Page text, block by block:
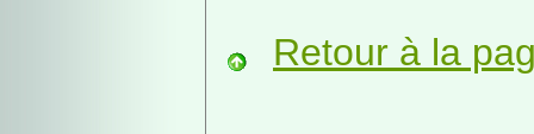
Retour à la